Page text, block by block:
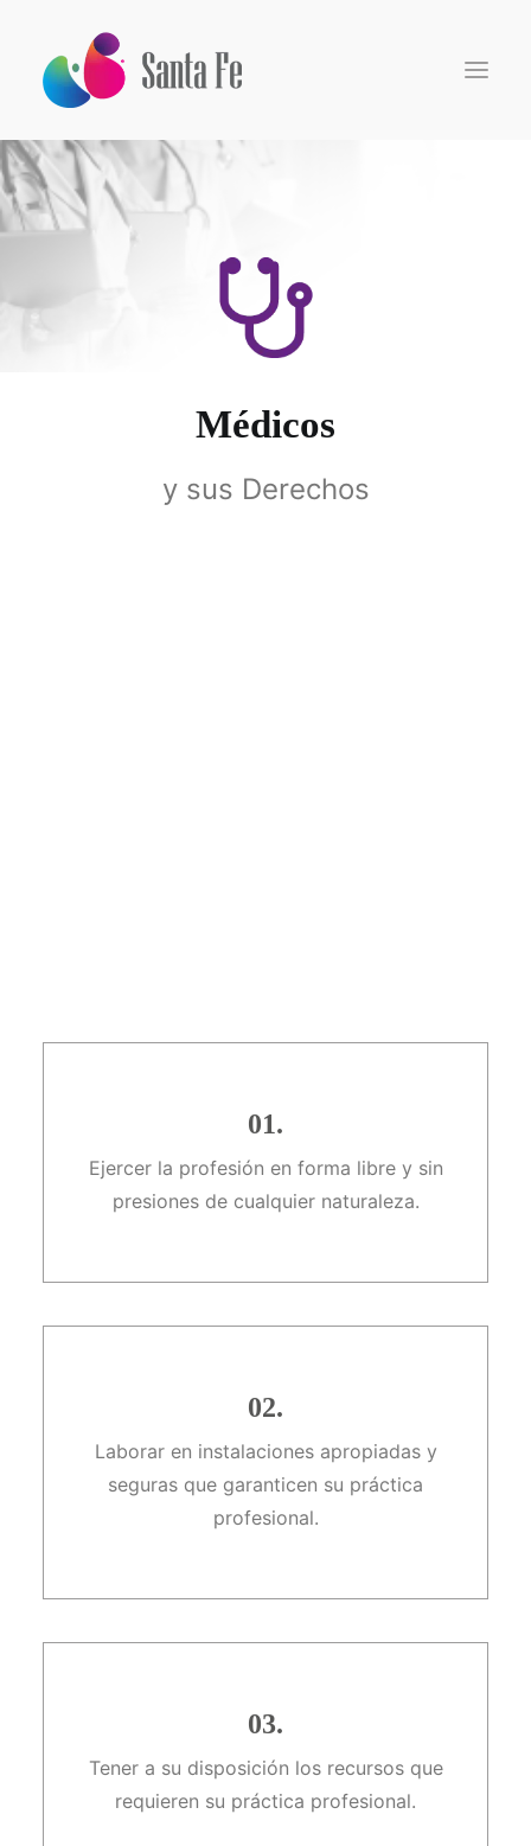
Inicio
Médicos
y sus Derechos
01.
Ejercer la profesión en forma libre y sin
presiones de cualquier naturaleza.
02.
Laborar en instalaciones apropiadas y
seguras que garanticen su práctica
profesional.
03.
Tener a su disposición los recursos que
requieren su práctica profesional.